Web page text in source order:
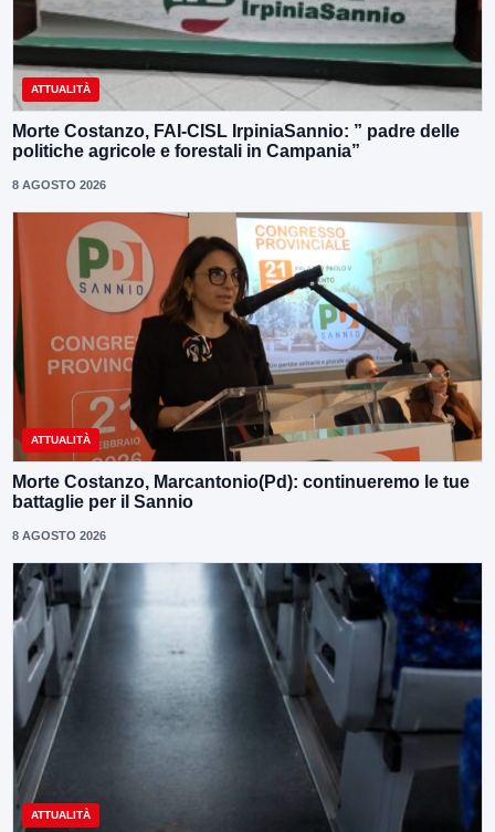
ATTUALITÀ
Morte Costanzo, FAI-CISL IrpiniaSannio: ” padre delle
politiche agricole e forestali in Campania”
8 AGOSTO 2026
ATTUALITÀ
Morte Costanzo, Marcantonio(Pd): continueremo le tue
battaglie per il Sannio
8 AGOSTO 2026
ATTUALITÀ